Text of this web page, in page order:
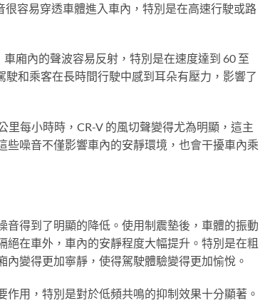
容易穿透車體進入車內，特別是在高速行駛或路
車廂內的聲波容易反射，特別是在速度達到 60 至
和乘客在長時間行駛中感到耳朵有壓力，影響了
里每小時時，CR-V 的風切聲變得尤為明顯，這主
噪音不僅影響車內的安靜環境，也會干擾車內乘
音得到了明顯的降低。使用制震墊後，車體的振動
在車外，車內的安靜程度大幅提升。特別是在粗
變得更加寧靜，使得駕駛體驗變得更加愉悅。
作用，特別是對於低頻共鳴的抑制效果十分顯著。